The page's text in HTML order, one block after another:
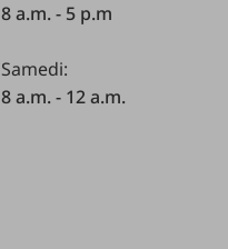
8 a.m. - 5 p.m
Samedi:
8 a.m. - 12 a.m.